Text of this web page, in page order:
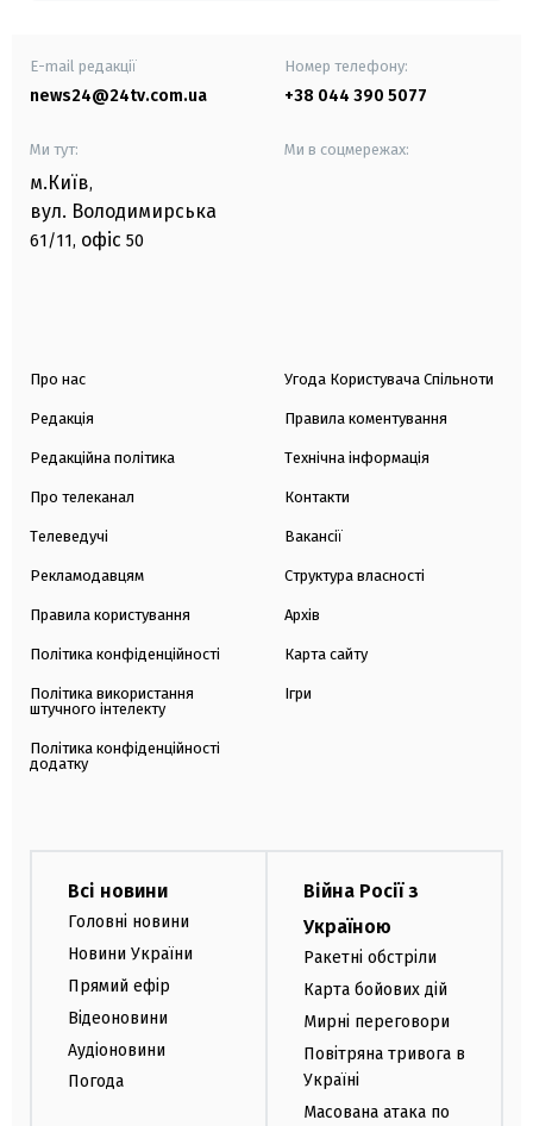
E-mail редакції
news24@24tv.com.ua
Номер телефону:
+38 044 390 5077
Ми тут:
м.Київ,
вул. Володимирська
61/11, офіс 50
Ми в соцмережах:
Про нас
Редакція
Редакційна політика
Про телеканал
Телеведучі
Рекламодавцям
Правила користування
Політика конфіденційності
Політика використання
штучного інтелекту
Політика конфіденційності
додатку
Угода Користувача Спільноти
Правила коментування
Технічна інформація
Контакти
Вакансії
Структура власності
Архів
Карта сайту
Ігри
Всі новини
Головні новини
Новини України
Прямий ефір
Відеоновини
Аудіоновини
Погода
Війна Росії з
Україною
Ракетні обстріли
Карта бойових дій
Мирні переговори
Повітряна тривога в
Україні
Масована атака по